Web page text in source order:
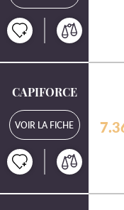
CAPIFORCE
VOIR LA FICHE